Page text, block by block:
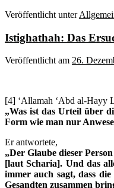
Veröffentlicht unter
Istighathah: Das
Veröffentlicht am 26.
[4] ‘Allamah ‘Abd al-Hayy
„Was ist das Urteil über
Form wie man nur
Er antwortete,
„Der Glaube dieser
[laut Scharia]. Und das
immer auch sagt, dass
Gesandten zusammen